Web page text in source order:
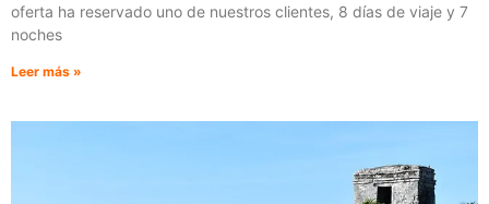
oferta ha reservado uno de nuestros clientes, 8 días de viaje y 7
noches
Leer más »